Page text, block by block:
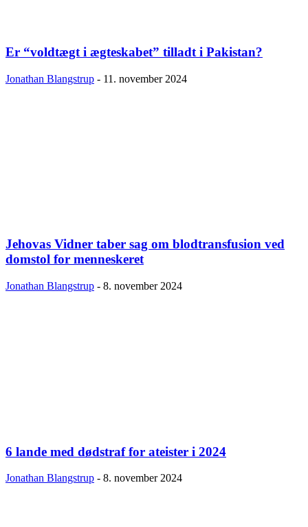
Er “voldtægt i ægteskabet” tilladt i Pakistan?
Jonathan Blangstrup - 11. november 2024
Jehovas Vidner taber sag om blodtransfusion ved
domstol for menneskeret
Jonathan Blangstrup - 8. november 2024
6 lande med dødstraf for ateister i 2024
Jonathan Blangstrup - 8. november 2024